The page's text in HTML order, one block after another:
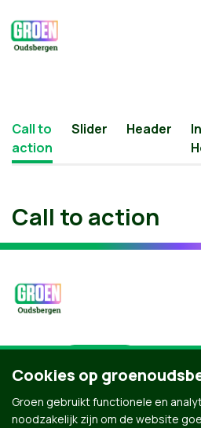
Call to
action
Slider Header
Call to action
Contact
Cookies op
Groen gebruikt functionele en
noodzakelijk zijn om de website